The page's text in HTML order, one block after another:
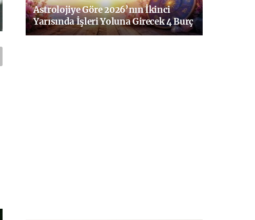
Astrolojiye Göre 2026’nın İkinci
Yarısında İşleri Yoluna Girecek 4 Burç